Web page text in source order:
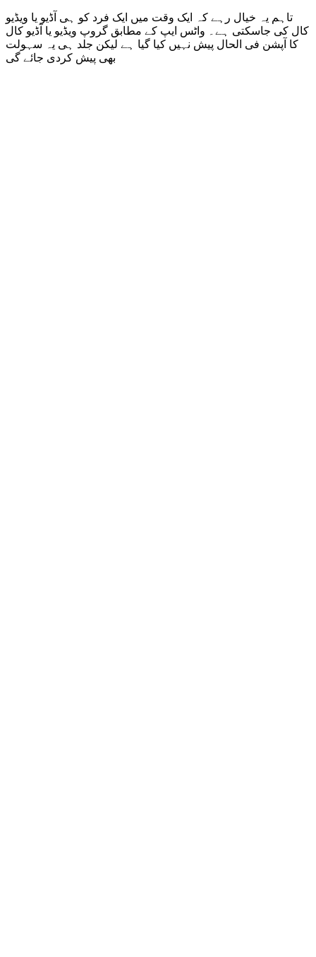
تاہم یہ خیال رہے کہ ایک وقت میں ایک فرد کو ہی آڈیو یا ویڈیو
کال کی جاسکتی ہے۔ واٹس ایپ کے مطابق گروپ ویڈیو یا آڈیو کال
کا آپشن فی الحال پیش نہیں کیا گیا ہے لیکن جلد ہی یہ سہولت
بھی پیش کردی جائے گی